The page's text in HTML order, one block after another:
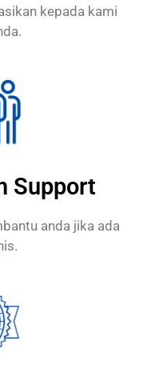
kepada kami
Support
anda jika ada